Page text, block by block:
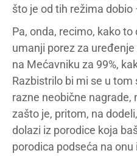
što je od tih režima dobio
Pa, onda, recimo, kako
umanji porez za
na Mećavniku za 99%,
Razbistrilo bi mi se u
razne neobične nagrade,
zašto je, pritom, na
dolazi iz porodice koja
porodica podseća na